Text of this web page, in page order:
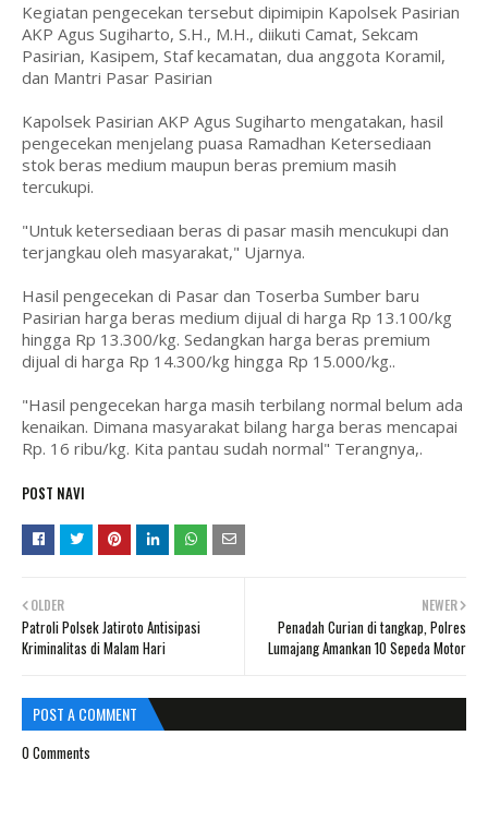
Kegiatan pengecekan tersebut dipimipin Kapolsek Pasirian
AKP Agus Sugiharto, S.H., M.H., diikuti Camat, Sekcam
Pasirian, Kasipem, Staf kecamatan, dua anggota Koramil,
dan Mantri Pasar Pasirian
Kapolsek Pasirian AKP Agus Sugiharto mengatakan, hasil
pengecekan menjelang puasa Ramadhan Ketersediaan
stok beras medium maupun beras premium masih
tercukupi.
"Untuk ketersediaan beras di pasar masih mencukupi dan
terjangkau oleh masyarakat," Ujarnya.
Hasil pengecekan di Pasar dan Toserba Sumber baru
Pasirian harga beras medium dijual di harga Rp 13.100/kg
hingga Rp 13.300/kg. Sedangkan harga beras premium
dijual di harga Rp 14.300/kg hingga Rp 15.000/kg..
"Hasil pengecekan harga masih terbilang normal belum ada
kenaikan. Dimana masyarakat bilang harga beras mencapai
Rp. 16 ribu/kg. Kita pantau sudah normal" Terangnya,.
POST NAVI
NEWER
Penadah Curian di tangkap, Polres
Lumajang Amankan 10 Sepeda Motor
OLDER
Patroli Polsek Jatiroto Antisipasi
Kriminalitas di Malam Hari
POST A COMMENT
0 Comments